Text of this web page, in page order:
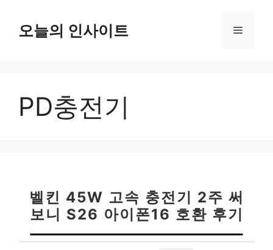
오늘의 인사이트 메
PD충전기
벨킨 45W 고속 충전기 2주 써
보니 S26 아이폰16 호환 후기